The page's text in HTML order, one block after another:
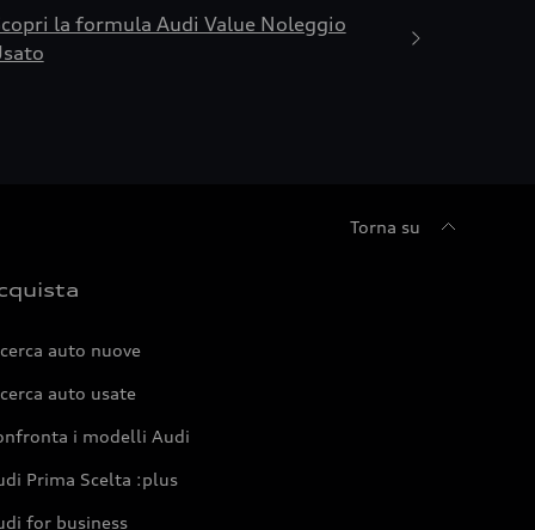
la formula Audi Value Noleggio
Torna su
auto nuove
auto usate
i modelli Audi
Prima Scelta :plus
for business